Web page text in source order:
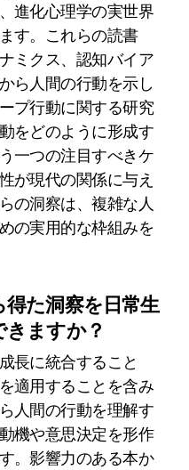
進化心理学の実世界
す。これらの読書
ミクス、認知バイア
ら人間の行動を示し
プ行動に関する研究
をどのように形成す
一つの注目すべきケ
が現代の関係に与え
の洞察は、複雑な人
の実用的な枠組みを
た洞察を日常生
ますか？
長に統合すること
適用することを含み
人間の行動を理解す
機や意思決定を形作
。影響力のある本か